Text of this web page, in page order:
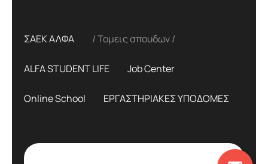
ΣΑΕΚ ΑΛΦΑ Τομεις σπουδων
ALFA STUDENT LIFE Job Center
Online School ΕΡΓΑΣΤΗΡΙΑΚΕΣ ΥΠΟΔΟΜΕΣ